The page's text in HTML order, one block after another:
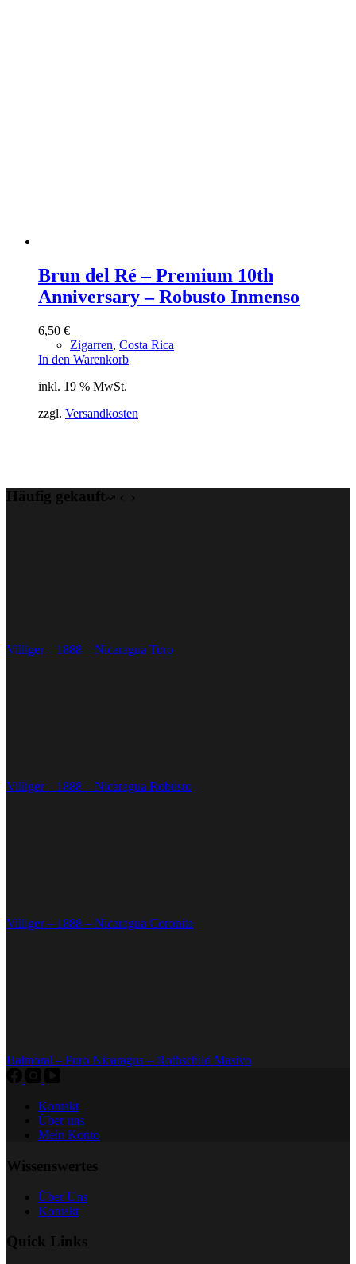
Brun del Ré – Premium 10th
Anniversary – Robusto Inmenso
6,50 €
Zigarren, Costa Rica
In den Warenkorb
inkl. 19 % MwSt.
zzgl. Versandkosten
Häufig gekauft
Villiger – 1888 – Nicaragua Toro
Villiger – 1888 – Nicaragua Robusto
Villiger – 1888 – Nicaragua Coronita
Balmoral – Puro Nicaragua – Rothschild Masivo
Kontakt
Über uns
Mein Konto
Wissenswertes
Über Uns
Kontakt
Quick Links